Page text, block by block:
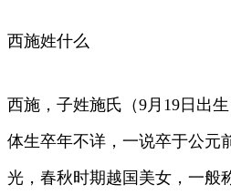
西施姓什么
西施，子姓施氏（9月19日出
体生卒年不详，一说卒于公元
光，春秋时期越国美女，一般